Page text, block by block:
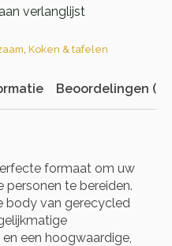
verlanglijst
, Koken & tafelen
Beoordelingen (0)
formaat om uw
te bereiden.
body van gerecycled
een hoogwaardige,